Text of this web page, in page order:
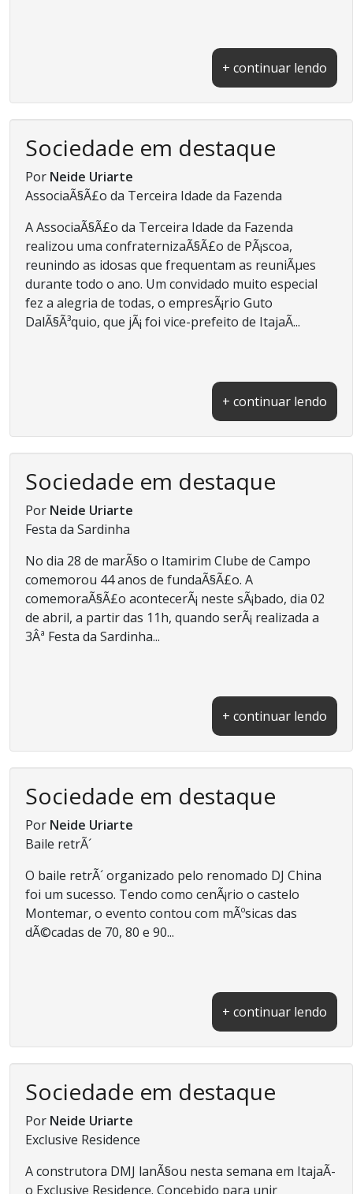
+ continuar lendo
Sociedade em destaque
Por Neide Uriarte
AssociaÃ§Ã£o da Terceira Idade da Fazenda
A AssociaÃ§Ã£o da Terceira Idade da Fazenda
realizou uma confraternizaÃ§Ã£o de PÃ¡scoa,
reunindo as idosas que frequentam as reuniÃµes
durante todo o ano. Um convidado muito especial
fez a alegria de todas, o empresÃ¡rio Guto
DalÃ§Ã³quio, que jÃ¡ foi vice-prefeito de ItajaÃ­...
+ continuar lendo
Sociedade em destaque
Por Neide Uriarte
Festa da Sardinha
No dia 28 de marÃ§o o Itamirim Clube de Campo
comemorou 44 anos de fundaÃ§Ã£o. A
comemoraÃ§Ã£o acontecerÃ¡ neste sÃ¡bado, dia 02
de abril, a partir das 11h, quando serÃ¡ realizada a
3Âª Festa da Sardinha...
+ continuar lendo
Sociedade em destaque
Por Neide Uriarte
Baile retrÃ´
O baile retrÃ´ organizado pelo renomado DJ China
foi um sucesso. Tendo como cenÃ¡rio o castelo
Montemar, o evento contou com mÃºsicas das
dÃ©cadas de 70, 80 e 90...
+ continuar lendo
Sociedade em destaque
Por Neide Uriarte
Exclusive Residence
A construtora DMJ lanÃ§ou nesta semana em ItajaÃ­
o Exclusive Residence. Concebido para unir